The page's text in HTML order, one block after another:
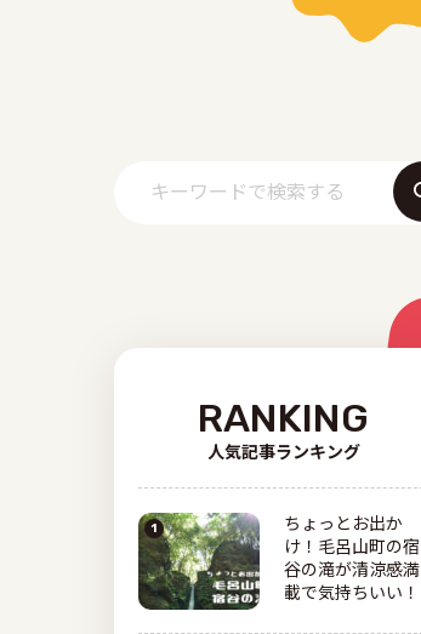
RANKING
人気記事ランキング
ちょっとお出か
け！毛呂山町の宿
谷の滝が清涼感満
載で気持ちいい！